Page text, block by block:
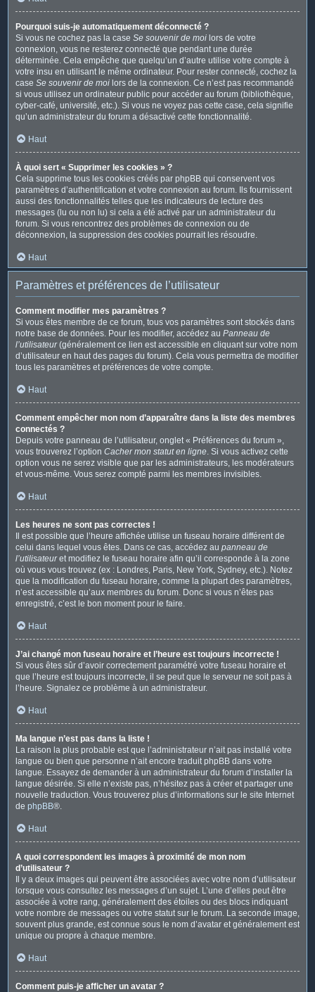
Pourquoi suis-je automatiquement déconnecté ?
Si vous ne cochez pas la case Se souvenir de moi lors de votre
connexion, vous ne resterez connecté que pendant une durée
déterminée. Cela empêche que quelqu’un d’autre utilise votre compte à
votre insu en utilisant le même ordinateur. Pour rester connecté, cochez la
case Se souvenir de moi lors de la connexion. Ce n’est pas recommandé
si vous utilisez un ordinateur public pour accéder au forum (bibliothèque,
cyber-café, université, etc.). Si vous ne voyez pas cette case, cela signifie
qu’un administrateur du forum a désactivé cette fonctionnalité.
Haut
À quoi sert « Supprimer les cookies » ?
Cela supprime tous les cookies créés par phpBB qui conservent vos
paramètres d’authentification et votre connexion au forum. Ils fournissent
aussi des fonctionnalités telles que les indicateurs de lecture des
messages (lu ou non lu) si cela a été activé par un administrateur du
forum. Si vous rencontrez des problèmes de connexion ou de
déconnexion, la suppression des cookies pourrait les résoudre.
Haut
Paramètres et préférences de l’utilisateur
Comment modifier mes paramètres ?
Si vous êtes membre de ce forum, tous vos paramètres sont stockés dans
notre base de données. Pour les modifier, accédez au Panneau de
l’utilisateur(généralement ce lien est accessible en cliquant sur votre nom
d’utilisateur en haut des pages du forum). Cela vous permettra de modifier
tous les paramètres et préférences de votre compte.
Haut
Comment empêcher mon nom d’apparaître dans la liste des membres
connectés ?
Depuis votre panneau de l’utilisateur, onglet « Préférences du forum »,
vous trouverez l’option Cacher mon statut en ligne. Si vous activez cette
option vous ne serez visible que par les administrateurs, les modérateurs
et vous-même. Vous serez compté parmi les membres invisibles.
Haut
Les heures ne sont pas correctes !
Il est possible que l’heure affichée utilise un fuseau horaire différent de
celui dans lequel vous êtes. Dans ce cas, accédez au panneau de
l’utilisateuret modifiez le fuseau horaire afin qu’il corresponde à la zone
où vous vous trouvez (ex : Londres, Paris, New York, Sydney, etc.). Notez
que la modification du fuseau horaire, comme la plupart des paramètres,
n’est accessible qu’aux membres du forum. Donc si vous n’êtes pas
enregistré, c’est le bon moment pour le faire.
Haut
J’ai changé mon fuseau horaire et l’heure est toujours incorrecte !
Si vous êtes sûr d’avoir correctement paramétré votre fuseau horaire et
que l’heure est toujours incorrecte, il se peut que le serveur ne soit pas à
l’heure. Signalez ce problème à un administrateur.
Haut
Ma langue n’est pas dans la liste !
La raison la plus probable est que l’administrateur n’ait pas installé votre
langue ou bien que personne n’ait encore traduit phpBB dans votre
langue. Essayez de demander à un administrateur du forum d’installer la
langue désirée. Si elle n’existe pas, n’hésitez pas à créer et partager une
nouvelle traduction. Vous trouverez plus d’informations sur le site Internet
de phpBB®.
Haut
A quoi correspondent les images à proximité de mon nom
d’utilisateur ?
Il y a deux images qui peuvent être associées avec votre nom d’utilisateur
lorsque vous consultez les messages d’un sujet. L’une d’elles peut être
associée à votre rang, généralement des étoiles ou des blocs indiquant
votre nombre de messages ou votre statut sur le forum. La seconde image,
souvent plus grande, est connue sous le nom d’avatar et généralement est
unique ou propre à chaque membre.
Haut
Comment puis-je afficher un avatar ?